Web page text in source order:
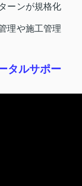
ーンが規格化
理や施工管理
タルサポー